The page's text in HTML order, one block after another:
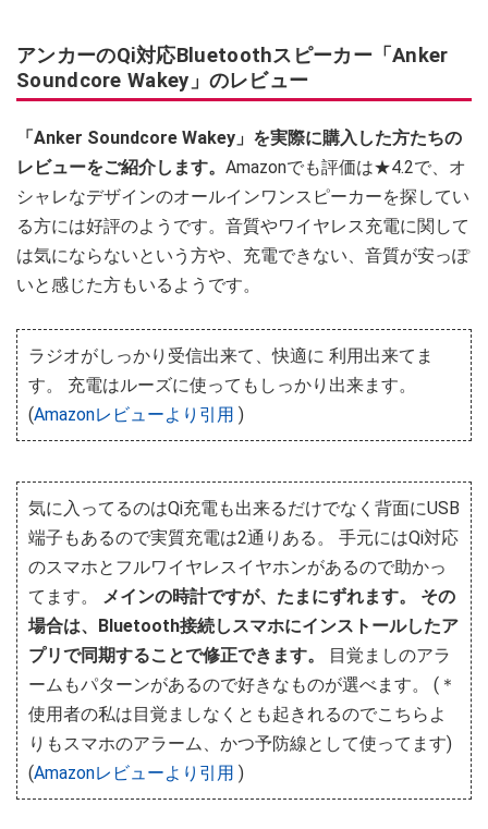
アンカーのQi対応Bluetoothスピーカー「Anker
Soundcore Wakey」のレビュー
「Anker Soundcore Wakey」を実際に購入した方たちの
レビューをご紹介します。 Amazonでも評価は★4.2で、オ
シャレなデザインのオールインワンスピーカーを探してい
る方には好評のようです。音質やワイヤレス充電に関して
は気にならないという方や、充電できない、音質が安っぽ
いと感じた方もいるようです。
ラジオがしっかり受信出来て、快適に 利用出来てま
す。 充電はルーズに使ってもしっかり出来ます。
(Amazonレビューより引用 )
気に入ってるのはQi充電も出来るだけでなく背面にUSB
端子もあるので実質充電は2通りある。 手元にはQi対応
のスマホとフルワイヤレスイヤホンがあるので助かっ
てます。 メインの時計ですが、たまにずれます。 その
場合は、Bluetooth接続しスマホにインストールしたア
プリで同期することで修正できます。
目覚ましのアラ
ームもパターンがあるので好きなものが選べます。 (＊
使用者の私は目覚ましなくとも起きれるのでこちらよ
りもスマホのアラーム、かつ予防線として使ってます)
(Amazonレビューより引用 )